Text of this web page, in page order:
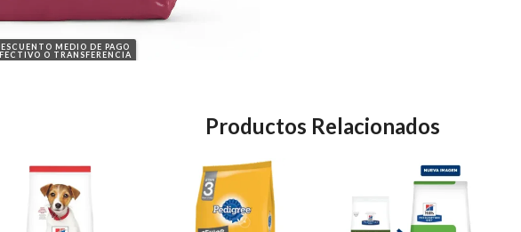
MEDIO DE PAGO
O TRANSFERENCIA
Productos Relacionados